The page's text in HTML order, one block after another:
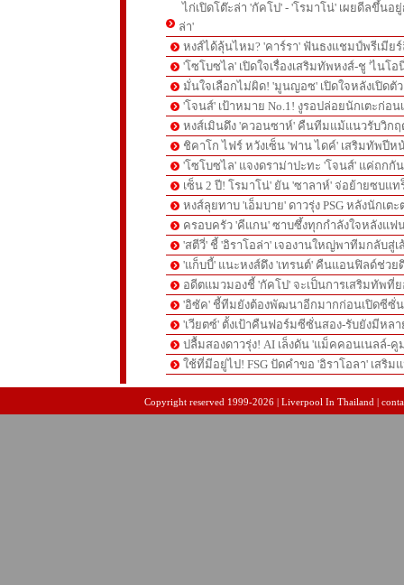
ไก่เปิดโต๊ะล่า 'กัคโป' - 'โรมาโน่' เผยดีลขึ้นอ
ล่า'
หงส์ได้ลุ้นไหม? 'คาร์รา' ฟันธงแชมป์พรีเมีย
'โซโบซไล' เปิดใจเรื่องเสริมทัพหงส์-ชู 'ไนโ
มั่นใจเลือกไม่ผิด! 'มูนญอซ' เปิดใจหลังเปิดตั
'โจนส์' เป้าหมาย No.1! งูรอปล่อยนักเตะก่อ
หงส์เมินดึง 'ควอนซาห์' คืนทีมแม้แนวรับวิก
ชิคาโก ไฟร์ หวังเซ็น 'ฟาน ไดค์' เสริมทัพปีห
'โซโบซไล' แจงดราม่าปะทะ 'โจนส์' แค่ถกกั
เซ็น 2 ปี! โรมาโน่' ยัน 'ซาลาห์' จ่อย้ายซบแ
หงส์ลุยทาบ 'เอ็มบาย' ดาวรุ่ง PSG หลังนักเต
ครอบครัว 'คีแกน' ซาบซึ้งทุกกำลังใจหลังแฟ
'สตีวี่' ชี้ 'อิราโอล่า' เจองานใหญ่พาทีมกลับสู่
'แก็บบี้' แนะหงส์ดึง 'เทรนต์' คืนแอนฟิลด์ช่วย
อดีตแมวมองชี้ 'กัคโป' จะเป็นการเสริมทัพที่
'อิซัค' ชี้ทีมยังต้องพัฒนาอีกมากก่อนเปิดซีซั่
'เวียตซ์' ตั้งเป้าคืนฟอร์มซีซั่นสอง-รับยังมีหล
ปลื้มสองดาวรุ่ง! AI เล็งดัน 'แม็คคอนเนลล์-
ใช้ที่มีอยู่ไป! FSG ปัดคำขอ 'อิราโอลา' เสริม
Copyright reserved 1999-2026 | Liverpool In Thailand |